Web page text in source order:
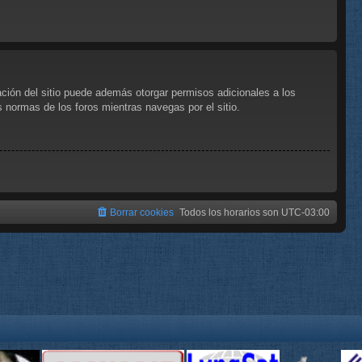
del sitio puede además otorgar permisos adicionales a los
de los foros mientras navegas por el sitio.
Todos los horarios son UTC-03:00
Borrar cookies